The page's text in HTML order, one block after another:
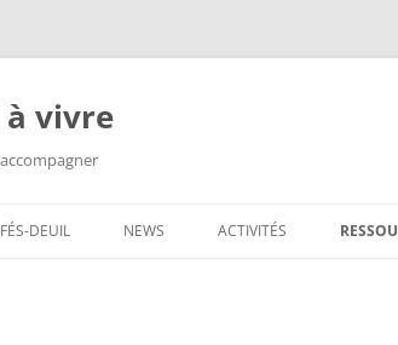
vivre
DEUIL NEWS ACTIVITÉS